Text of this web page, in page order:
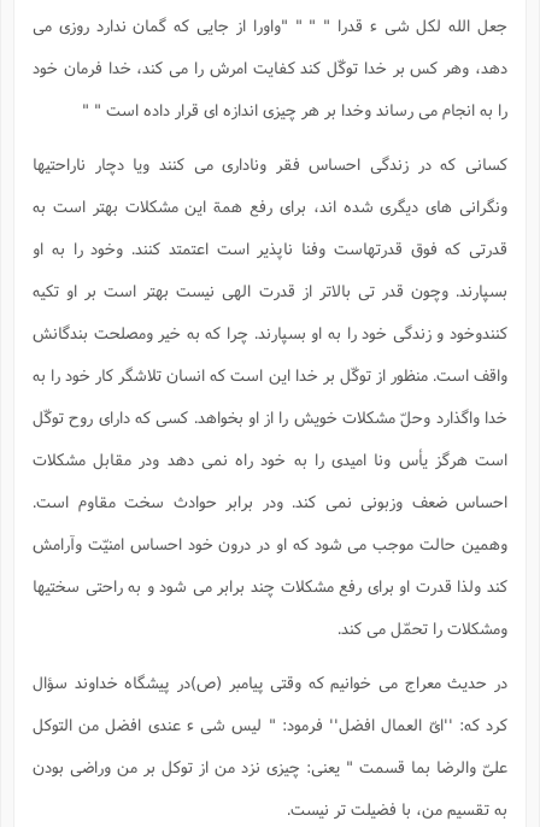
جعل الله لکل شی ء قدرا " " " "واورا از جایی که گمان ندارد روزی می
دهد، وهر کس بر خدا توکّل کند کفایت امرش را می کند، خدا فرمان خود
را به انجام می رساند وخدا بر هر چیزی اندازه ای قرار داده است " "
کسانی که در زندگی احساس فقر وناداری می کنند ویا دچار ناراحتیها
ونگرانی های دیگری شده اند، برای رفع همة این مشکلات بهتر است به
قدرتی که فوق قدرتهاست وفنا ناپذیر است اعتمتد کنند. وخود را به او
بسپارند. وچون قدر تی بالاتر از قدرت الهی نیست بهتر است بر او تکیه
کنندوخود و زندگی خود را به او بسپارند. چرا که به خیر ومصلحت بندگانش
واقف است. منظور از توکّل بر خدا این است که انسان تلاشگر کار خود را به
خدا واگذارد وحلّ مشکلات خویش را از او بخواهد. کسی که دارای روح توکّل
است هرگز یأس ونا امیدی را به خود راه نمی دهد ودر مقابل مشکلات
احساس ضعف وزبونی نمی کند. ودر برابر حوادث سخت مقاوم است.
وهمین حالت موجب می شود که او در درون خود احساس امنیّت وآرامش
کند ولذا قدرت او برای رفع مشکلات چند برابر می شود و به راحتی سختیها
ومشکلات را تحمّل می کند.
در حدیث معراج می خوانیم که وقتی پیامبر (ص)در پیشگاه خداوند سؤال
کرد که: ''ایّ العمال افضل'' فرمود: " لیس شی ء عندی افضل من التوکل
علیّ والرضا بما قسمت " یعنی: چیزی نزد من از توکل بر من وراضی بودن
به تقسیم من، با فضیلت تر نیست.